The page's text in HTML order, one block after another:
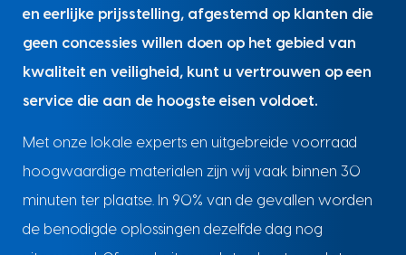
en eerlijke prijsstelling, afgestemd op klanten die
geen concessies willen doen op het gebied van
kwaliteit en veiligheid, kunt u vertrouwen op een
service die aan de hoogste eisen voldoet.
Met onze lokale experts en uitgebreide voorraad
hoogwaardige materialen zijn wij vaak binnen 30
minuten ter plaatse. In 90% van de gevallen worden
de benodigde oplossingen dezelfde dag nog